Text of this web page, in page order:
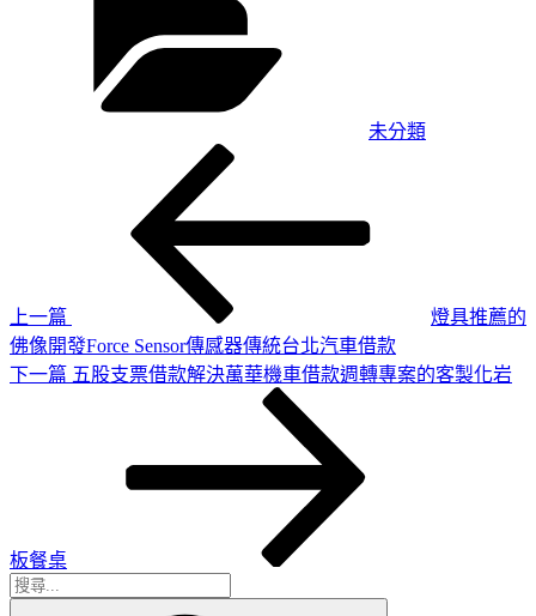
未分類
上一篇
燈具推薦的
佛像開發Force Sensor傳感器傳統台北汽車借款
下
下一篇 五股支票借款解決萬華機車借款週轉專案的客製化岩
板餐桌
搜